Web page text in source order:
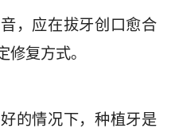
，应在拔牙创口愈合
复方式。
的情况下，种植牙是